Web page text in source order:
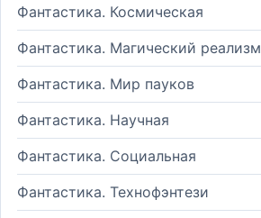
Фантастика. Космическая
Фантастика. Магический реализм
Фантастика. Мир пауков
Фантастика. Научная
Фантастика. Социальная
Фантастика. Технофэнтези